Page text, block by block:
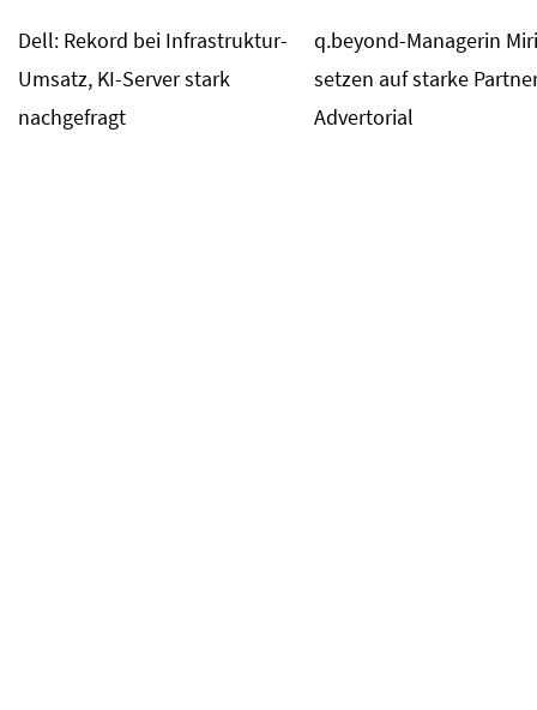
Dell: Rekord bei Infrastruktur-
Umsatz, KI-Server stark
nachgefragt
q.beyond-Managerin
setzen auf starke
Advertorial